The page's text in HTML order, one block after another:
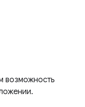
возможность